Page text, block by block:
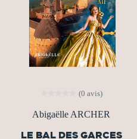
(0 avis)
Abigaëlle ARCHER
LE BAL DES GARCES